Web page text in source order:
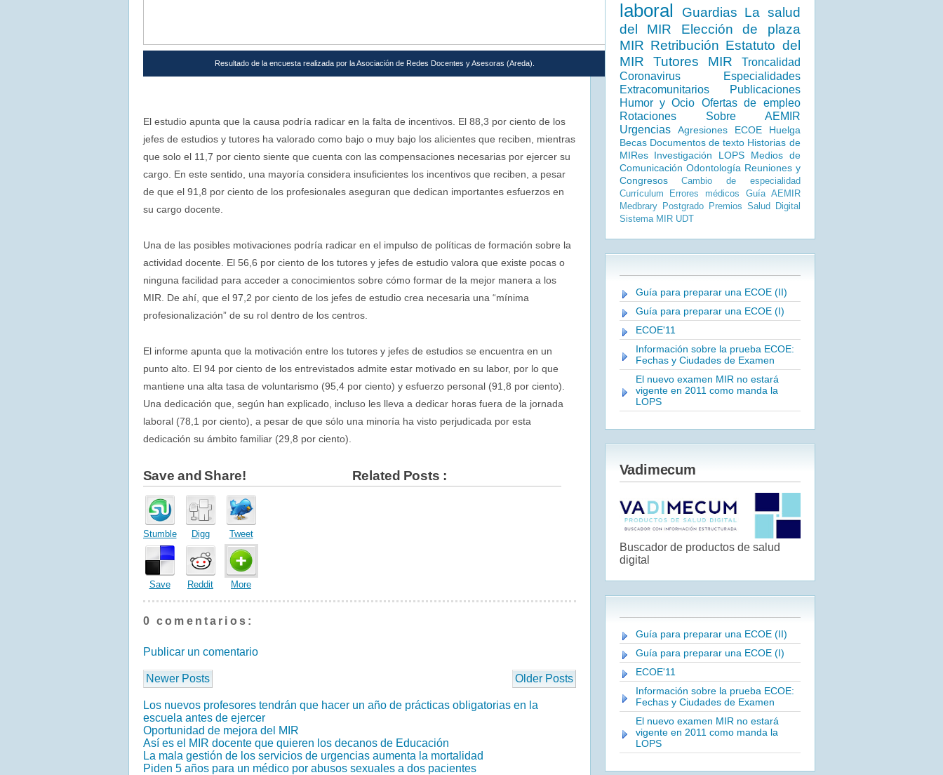
Resultado de la encuesta realizada por la Asociación de Redes Docentes y Asesoras (Areda).
El estudio apunta que la causa podría radicar en la falta de incentivos. El 88,3 por ciento de los
jefes de estudios y tutores ha valorado como bajo o muy bajo los alicientes que reciben, mientras
que solo el 11,7 por ciento siente que cuenta con las compensaciones necesarias por ejercer su
cargo. En este sentido, una mayoría considera insuficientes los incentivos que reciben, a pesar
de que el 91,8 por ciento de los profesionales aseguran que dedican importantes esfuerzos en
su cargo docente.
Una de las posibles motivaciones podría radicar en el impulso de políticas de formación sobre la
actividad docente. El 56,6 por ciento de los tutores y jefes de estudio valora que existe pocas o
ninguna facilidad para acceder a conocimientos sobre cómo formar de la mejor manera a los
MIR. De ahí, que el 97,2 por ciento de los jefes de estudio crea necesaria una “mínima
profesionalización” de su rol dentro de los centros.
El informe apunta que la motivación entre los tutores y jefes de estudios se encuentra en un
punto alto. El 94 por ciento de los entrevistados admite estar motivado en su labor, por lo que
mantiene una alta tasa de voluntarismo (95,4 por ciento) y esfuerzo personal (91,8 por ciento).
Una dedicación que, según han explicado, incluso les lleva a dedicar horas fuera de la jornada
laboral (78,1 por ciento), a pesar de que sólo una minoría ha visto perjudicada por esta
dedicación su ámbito familiar (29,8 por ciento).
Save and Share!
Stumble Digg Tweet
Save Reddit More
Related Posts :
0 comentarios:
Publicar un comentario
Newer Posts Older Posts
Los nuevos profesores tendrán que hacer un año de prácticas obligatorias en la
escuela antes de ejercer
Oportunidad de mejora del MIR
Así es el MIR docente que quieren los decanos de Educación
La mala gestión de los servicios de urgencias aumenta la mortalidad
Piden 5 años para un médico por abusos sexuales a dos pacientes
laboral
Guardias La salud
del MIR
Elección de plaza
MIR Retribución Estatuto del
MIR
Tutores MIR
Troncalidad
Coronavirus
Especialidades
Extracomunitarios
Publicaciones
Humor y Ocio Ofertas de empleo
Rotaciones
Sobre AEMIR
Urgencias
Agresiones ECOE
Huelga
Becas Documentos de texto Historias de
MIRes Investigación LOPS
Medios de
Comunicación Odontología Reuniones y
Congresos
Cambio de especialidad
Currículum
Errores médicos
Guía AEMIR
Medbrary
Postgrado Premios Salud Digital
Sistema MIR UDT
Guía para preparar una ECOE (II)
Guía para preparar una ECOE (I)
ECOE'11
Información sobre la prueba ECOE:
Fechas y Ciudades de Examen
El nuevo examen MIR no estará
vigente en 2011 como manda la
LOPS
Vadimecum
Buscador de productos de salud
digital
Guía para preparar una ECOE (II)
Guía para preparar una ECOE (I)
ECOE'11
Información sobre la prueba ECOE:
Fechas y Ciudades de Examen
El nuevo examen MIR no estará
vigente en 2011 como manda la
LOPS